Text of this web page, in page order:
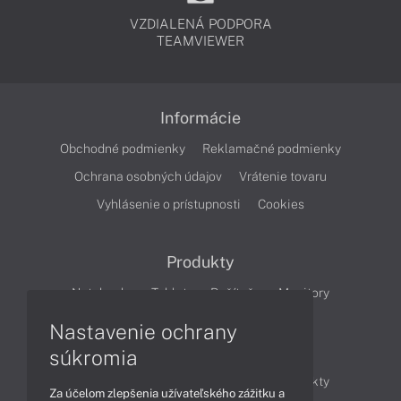
VZDIALENÁ PODPORA
TEAMVIEWER
Informácie
Obchodné podmienky
Reklamačné podmienky
Ochrana osobných údajov
Vrátenie tovaru
Vyhlásenie o prístupnosti
Cookies
Produkty
Notebooky Tablety Počítače Monitory
Produkty
Nastavenie ochrany
súkromia
Za účelom zlepšenia užívateľského zážitku a